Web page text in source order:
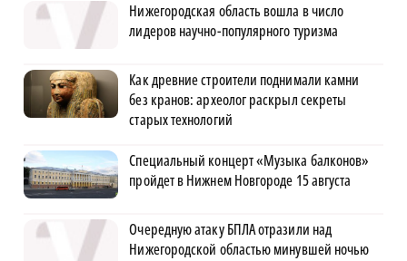
Нижегородская область вошла в число
лидеров научно-популярного туризма
Как древние строители поднимали камни
без кранов: археолог раскрыл секреты
старых технологий
Специальный концерт «Музыка балконов»
пройдет в Нижнем Новгороде 15 августа
Очередную атаку БПЛА отразили над
Нижегородской областью минувшей ночью